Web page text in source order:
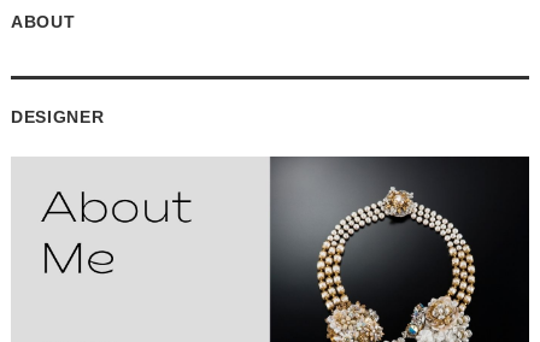
ABOUT
DESIGNER